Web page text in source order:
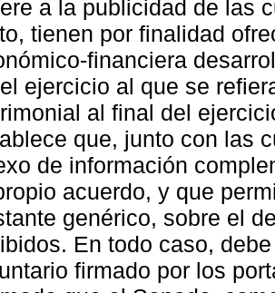
a la publicidad de las
tienen por finalidad
financiera
ejercicio al que se
al final del
que, junto con las
de información
acuerdo, y que
genérico, sobre el
En todo caso,
firmado por los